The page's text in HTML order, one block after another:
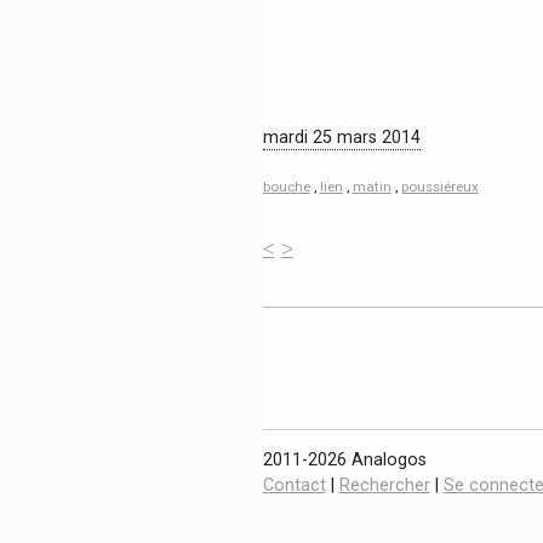
mardi 25 mars 2014
bouche, lien , matin , poussiéreux
< >
2011-2026 Analogos
Contact| Rechercher| Se